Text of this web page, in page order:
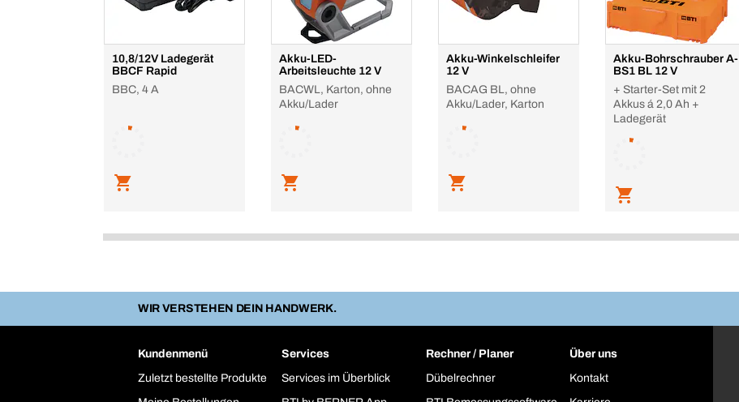
10,8/12V Ladegerät
BBCF Rapid
BBC, 4 A
Akku-LED-
Arbeitsleuchte 12 V
BACWL, Karton, ohne
Akku/Lader
Akku-Winkelschleifer
12 V
BACAG BL, ohne
Akku/Lader, Karton
Akku-Bohrschrauber A-
BS1 BL 12 V
+ Starter-Set mit 2
Akkus á 2,0 Ah +
Ladegerät
WIR VERSTEHEN DEIN HANDWERK.
Kundenmenü
Zuletzt bestellte Produkte
Services
Services im Überblick
Rechner / Planer
Dübelrechner
Über uns
Kontakt